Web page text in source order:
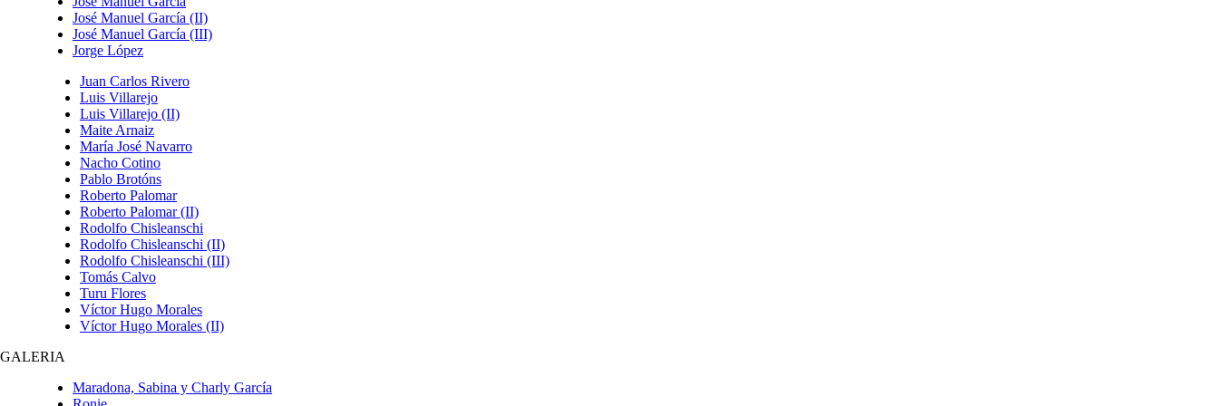
José Manuel García (II)
José Manuel García (III)
Jorge López
Juan Carlos Rivero
Luis Villarejo
Luis Villarejo (II)
Maite Arnaiz
María José Navarro
Nacho Cotino
Pablo Brotóns
Roberto Palomar
Roberto Palomar (II)
Rodolfo Chisleanschi
Rodolfo Chisleanschi (II)
Rodolfo Chisleanschi (III)
Tomás Calvo
Turu Flores
Víctor Hugo Morales
Víctor Hugo Morales (II)
GALERIA
Maradona, Sabina y Charly García